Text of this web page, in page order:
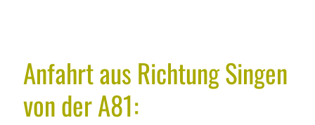
Anfahrt aus Richtung Singen
von der A81: